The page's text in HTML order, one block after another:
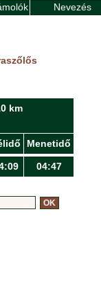
Nevezés
km
Menetidő
04:47